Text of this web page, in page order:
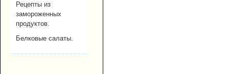
Рецепты из
замороженных
продуктов.
Белковые салаты.